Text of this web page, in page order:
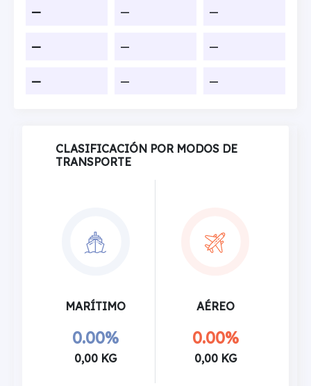
— — —
— — —
— — —
CLASIFICACIÓN POR MODOS DE
TRANSPORTE
MARÍTIMO
0.00%
0,00 KG
AÉREO
0.00%
0,00 KG